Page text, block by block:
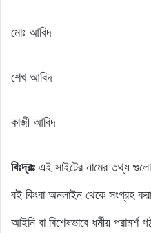
মোঃ আবিদ
শেখ আবিদ
কাজী আবিদ
বিঃদ্রঃ এই সাইটের নামের তথ্য গুলো
বই কিংবা অনলাইন থেকে সংগ্রহ
আইনি বা বিশেষভাবে ধর্মীয় পরামর্শ